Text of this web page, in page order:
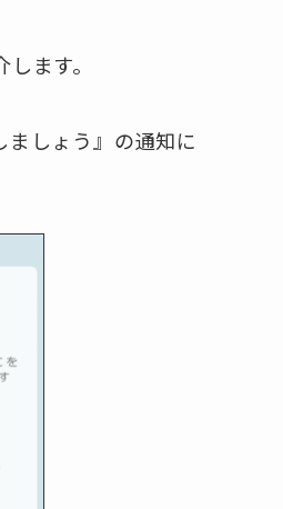
ます。
しょう』の通知に